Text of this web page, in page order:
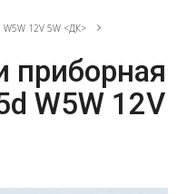
12V 5W <ДК>
приборная
W5W 12V